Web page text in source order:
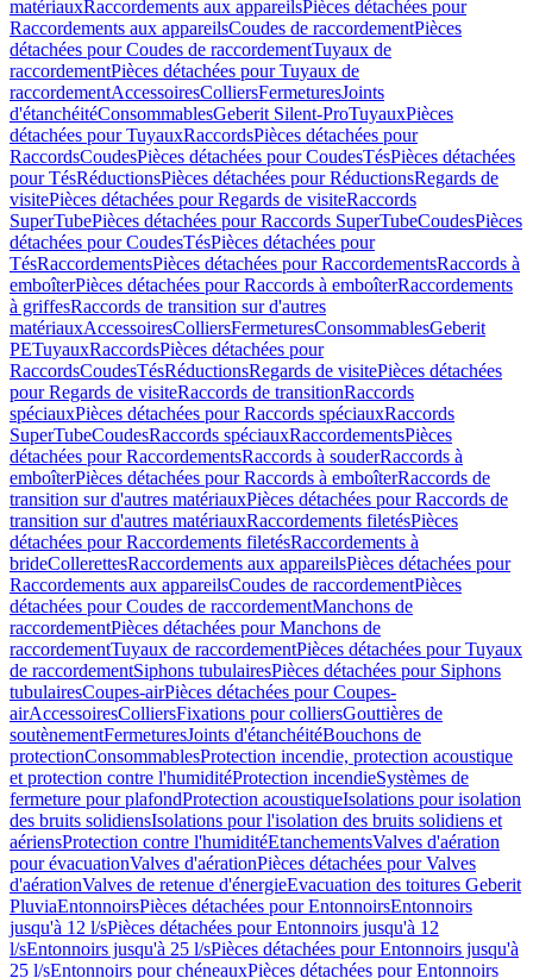
matériauxRaccordements aux appareilsPièces détachées pour
Raccordements aux appareilsCoudes de raccordementPièces
détachées pour Coudes de raccordementTuyaux de
raccordementPièces détachées pour Tuyaux de
raccordementAccessoiresColliersFermeturesJoints
d'étanchéitéConsommablesGeberit Silent-ProTuyauxPièces
détachées pour TuyauxRaccordsPièces détachées pour
RaccordsCoudesPièces détachées pour CoudesTésPièces détachées
pour TésRéductionsPièces détachées pour RéductionsRegards de
visitePièces détachées pour Regards de visiteRaccords
SuperTubePièces détachées pour Raccords SuperTubeCoudesPièces
détachées pour CoudesTésPièces détachées pour
TésRaccordementsPièces détachées pour RaccordementsRaccords à
emboîterPièces détachées pour Raccords à emboîterRaccordements
à griffesRaccords de transition sur d'autres
matériauxAccessoiresColliersFermeturesConsommablesGeberit
PETuyauxRaccordsPièces détachées pour
RaccordsCoudesTésRéductionsRegards de visitePièces détachées
pour Regards de visiteRaccords de transitionRaccords
spéciauxPièces détachées pour Raccords spéciauxRaccords
SuperTubeCoudesRaccords spéciauxRaccordementsPièces
détachées pour RaccordementsRaccords à souderRaccords à
emboîterPièces détachées pour Raccords à emboîterRaccords de
transition sur d'autres matériauxPièces détachées pour Raccords de
transition sur d'autres matériauxRaccordements filetésPièces
détachées pour Raccordements filetésRaccordements à
brideCollerettesRaccordements aux appareilsPièces détachées pour
Raccordements aux appareilsCoudes de raccordementPièces
détachées pour Coudes de raccordementManchons de
raccordementPièces détachées pour Manchons de
raccordementTuyaux de raccordementPièces détachées pour Tuyaux
de raccordementSiphons tubulairesPièces détachées pour Siphons
tubulairesCoupes-airPièces détachées pour Coupes-
airAccessoiresColliersFixations pour colliersGouttières de
soutènementFermeturesJoints d'étanchéitéBouchons de
protectionConsommablesProtection incendie, protection acoustique
et protection contre l'humiditéProtection incendieSystèmes de
fermeture pour plafondProtection acoustiqueIsolations pour isolation
des bruits solidiensIsolations pour l'isolation des bruits solidiens et
aériensProtection contre l'humiditéEtanchementsValves d'aération
pour évacuationValves d'aérationPièces détachées pour Valves
d'aérationValves de retenue d'énergieEvacuation des toitures Geberit
PluviaEntonnoirsPièces détachées pour EntonnoirsEntonnoirs
jusqu'à 12 l/sPièces détachées pour Entonnoirs jusqu'à 12
l/sEntonnoirs jusqu'à 25 l/sPièces détachées pour Entonnoirs jusqu'à
25 l/sEntonnoirs pour chéneauxPièces détachées pour Entonnoirs